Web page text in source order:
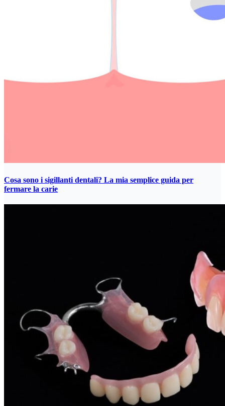
Cosa sono i sigillanti dentali? La mia semplice guida per
fermare la carie